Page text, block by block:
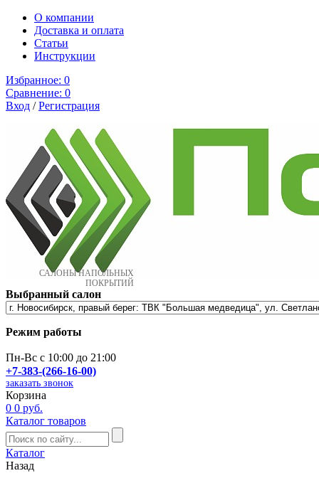
О компании
Доставка и оплата
Cтатьи
Инструкции
Избранное: 0
Сравнение: 0
Вход /Регистрация
САЛОНЫ НАПОЛЬНЫХ
ПОКРЫТИЙ
Выбранный салон
Режим работы
Пн-Вс с 10:00 до 21:00
+7-383-(266-16-00)
заказать звонок
Корзина
0 0 руб.
Каталог товаров
Каталог
Назад